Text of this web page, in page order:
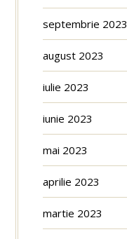
septembrie 2023
august 2023
iulie 2023
iunie 2023
mai 2023
aprilie 2023
martie 2023